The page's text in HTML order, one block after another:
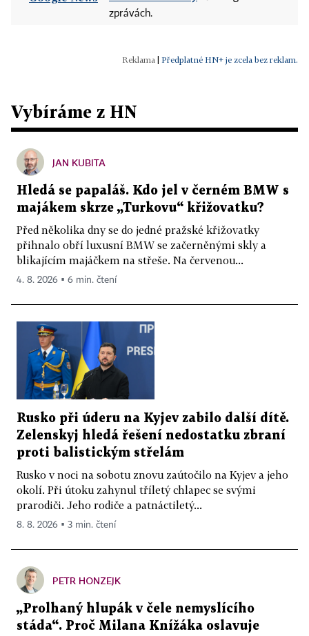
zprávách.
Předplatné HN+ je zcela bez reklam.
Vybíráme z HN
JAN KUBITA
Hledá se papaláš. Kdo jel v černém BMW s
majákem skrze „Turkovu“ křižovatku?
Před několika dny se do jedné pražské křižovatky
přihnalo obří luxusní BMW se začerněnými skly a
blikajícím majáčkem na střeše. Na červenou...
4. 8. 2026 ▪ 6 min. čtení
Rusko při úderu na Kyjev zabilo další dítě.
Zelenskyj hledá řešení nedostatku zbraní
proti balistickým střelám
Rusko v noci na sobotu znovu zaútočilo na Kyjev a jeho
okolí. Při útoku zahynul tříletý chlapec se svými
prarodiči. Jeho rodiče a patnáctiletý...
8. 8. 2026 ▪ 3 min. čtení
PETR HONZEJK
„Prolhaný hlupák v čele nemyslícího
stáda“. Proč Milana Knížáka oslavuje